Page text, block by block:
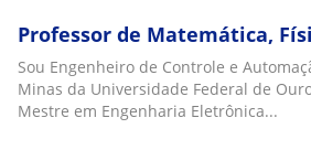
Professor de Matemática,
Sou Engenheiro de Controle e
Minas da Universidade Federal de Ouro
Mestre em Engenharia Eletrônica...